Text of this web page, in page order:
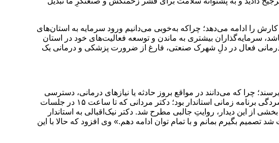
را ادامه می‌دهد؛ چراکه به‌خوبی می‌دانیم ورود سرمایه به استان‌های
سرمایه‌گذاران بیشتری به ماندن و توسعه فعالیت‌های خود در استان
درمانی فعال در دلِ شهرک صنعتی، فارغ از ضرورت پزشکی و درمانی یک
چرا که می‌دانند در مواقع بروز حادثه یا نیازهای درمانی، دسترسی
سریع و مطمئنی در کنارشان حضور دارد و این موضوع، آرامش روانیِ محیط کار را تضمین می‌کند. نکته جالب این بازدید، فشردگی برنامه زمانی استاندار بود؛ دکتر مردانی که تا ساعت ۱۵ در جلسات
ساعت ۱۷، این «قدم کوچکِ اثرگذار» را بردارد. در بخشی از این دیدار، روایتِ جالبی مطرح شد. دکتر نیک‌اقبالی به استاندار
بگیرم بمانم و با تمام توان ادامه دهم.» وی افزود که حالا با این